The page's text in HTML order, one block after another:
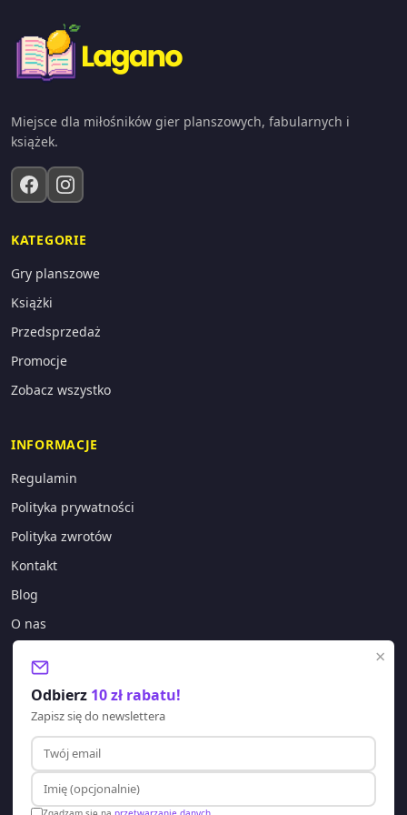
×
Odbierz 10 zł rabatu!
Zapisz się do newslettera
Miejsce dla miłośników gier planszowych, fabularnych i
książek.
KATEGORIE
Gry planszowe
Książki
Przedsprzedaż
Promocje
Zobacz wszystko
INFORMACJE
Regulamin
Polityka prywatności
Polityka zwrotów
Kontakt
Blog
O nas
KONTAKT
sklep@lagano.pl
+48 577 388 303
Godziny pracy:
Pon-Pt: 8:00 - 20:00